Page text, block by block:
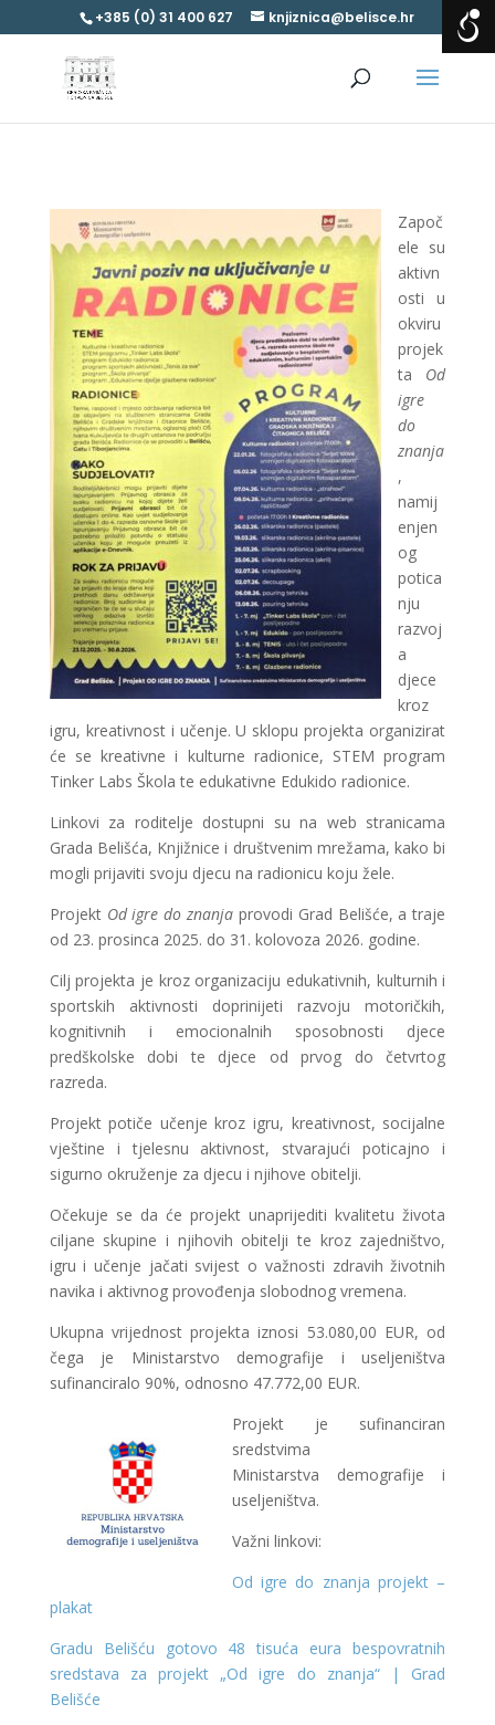
+385 (0) 31 400 627 knjiznica@belisce.hr
Započ
ele su
aktivn
osti u
okviru
projek
ta Od
igre
do
znanja
,
namij
enjen
og
potica
nju
razvoj
a
djece
kroz
igru, kreativnost i učenje. U sklopu projekta organizirat
će se kreativne i kulturne radionice, STEM program
Tinker Labs Škola te edukativne Edukido radionice.
Linkovi za roditelje dostupni su na web stranicama
Grada Belišća, Knjižnice i društvenim mrežama, kako bi
mogli prijaviti svoju djecu na radionicu koju žele.
Projekt Od igre do znanja provodi Grad Belišće, a traje
od 23. prosinca 2025. do 31. kolovoza 2026. godine.
Cilj projekta je kroz organizaciju edukativnih, kulturnih i
sportskih aktivnosti doprinijeti razvoju motoričkih,
kognitivnih i emocionalnih sposobnosti djece
predškolske dobi te djece od prvog do četvrtog
razreda.
Projekt potiče učenje kroz igru, kreativnost, socijalne
vještine i tjelesnu aktivnost, stvarajući poticajno i
sigurno okruženje za djecu i njihove obitelji.
Očekuje se da će projekt unaprijediti kvalitetu života
ciljane skupine i njihovih obitelji te kroz zajedništvo,
igru i učenje jačati svijest o važnosti zdravih životnih
navika i aktivnog provođenja slobodnog vremena.
Ukupna vrijednost projekta iznosi 53.080,00 EUR, od
čega je Ministarstvo demografije i useljeništva
sufinanciralo 90%, odnosno 47.772,00 EUR.
Projekt je sufinanciran
sredstvima
Ministarstva demografije i
useljeništva.
Važni linkovi:
Od igre do znanja projekt –
plakat
Gradu Belišću gotovo 48 tisuća eura bespovratnih
sredstava za projekt „Od igre do znanja“ | Grad
Belišće